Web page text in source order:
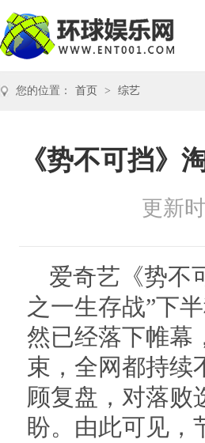
您的位置： 首页 > 综艺
《势不可挡》
更新
爱奇艺《势不
之一生存战”下
然已经落下帷幕
束，全网都持续
顾复盘，对落败
盼。由此可见，